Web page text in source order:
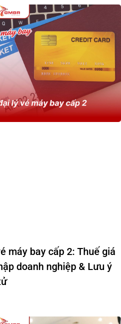
máy bay cấp 2: Thuế giá
doanh nghiệp & Lưu ý